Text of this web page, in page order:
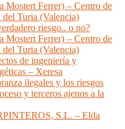
Ferrer) – Centro de
Turia (Valencia)
riesgo.. o no?
Ferrer) – Centro de
Turia (Valencia)
de ingeniería y
– Xeresa
ilegales y los riesgos
y terceros ajenos a la
S.L. – Elda